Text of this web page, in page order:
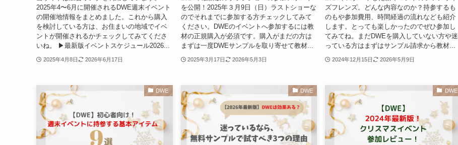
2025年4〜6月に開催されるDWE週末イベント
の開催地情報をまとめました。これから購入
を検討している方は、お住まいの地域でイベ
ントが開催されるかチェックしてみてくださ
いね。 ▶︎最新版イベントスケジュール2026...
2025年4月8日 2026年6月17日
を公開！2025年３月9日（日）ラストショーな
のでそれまでに参加する方チェックしてみて
ください。DWEのイベントへ参加するには教
材の正規購入が必須です。購入がまだの方は
まずは一度DWEサンプルを取り寄せて教材...
2025年3月17日 2026年5月3日
ズフレンズ。どんな内容なのか？持参するも
のもや参加費用、時間経過の流れなども紹介
します。とっても楽しかったのでぜひ参加し
てみてね。まだDWEを購入していない方や迷
っている方はまずはサンプル請求から教材...
2024年12月15日 2026年5月9日
DWE DWE DWE